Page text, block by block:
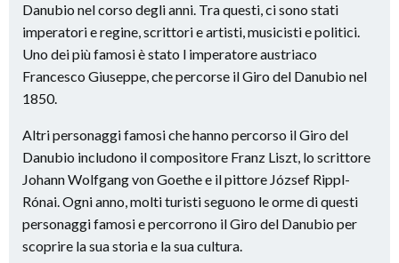
Danubio nel corso degli anni. Tra questi, ci sono stati
imperatori e regine, scrittori e artisti, musicisti e politici.
Uno dei più famosi è stato l imperatore austriaco
Francesco Giuseppe, che percorse il Giro del Danubio nel
1850.
Altri personaggi famosi che hanno percorso il Giro del
Danubio includono il compositore Franz Liszt, lo scrittore
Johann Wolfgang von Goethe e il pittore József Rippl-
Rónai. Ogni anno, molti turisti seguono le orme di questi
personaggi famosi e percorrono il Giro del Danubio per
scoprire la sua storia e la sua cultura.